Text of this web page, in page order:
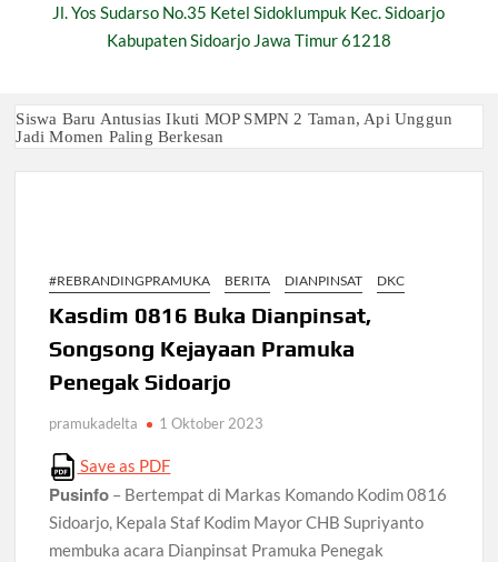
Jl. Yos Sudarso No.35 Ketel Sidoklumpuk Kec. Sidoarjo
Kabupaten Sidoarjo Jawa Timur 61218
Siswa Baru Antusias Ikuti MOP SMPN 2 Taman, Api Unggun
Jadi Momen Paling Berkesan
Relevansi Pemikiran Baden-Powell dalam Pembinaan
Generasi Muda di Era Digital
Semangat “Cerdas, Ceria, Cekatan” Warnai Pesta Siaga
Kwarran Sukodono Tahun 2026
Berkarakter, Berprestasi, Berbudi Luhur : Lomba Tingkat I
Cetak Generasi Tangguh
Pramuka SMKN 1 Jabon Tempa Disiplin dan Kepedulian
Sosial Melalui Jelajah Desa
#REBRANDINGPRAMUKA BERITA DIANPINSAT DKC
Kasdim 0816 Buka Dianpinsat,
Songsong Kejayaan Pramuka
Penegak Sidoarjo
pramukadelta 1 Oktober 2023
Save as PDF
Pusinfo – Bertempat di Markas Komando Kodim 0816
Sidoarjo, Kepala Staf Kodim Mayor CHB Supriyanto
membuka acara Dianpinsat Pramuka Penegak